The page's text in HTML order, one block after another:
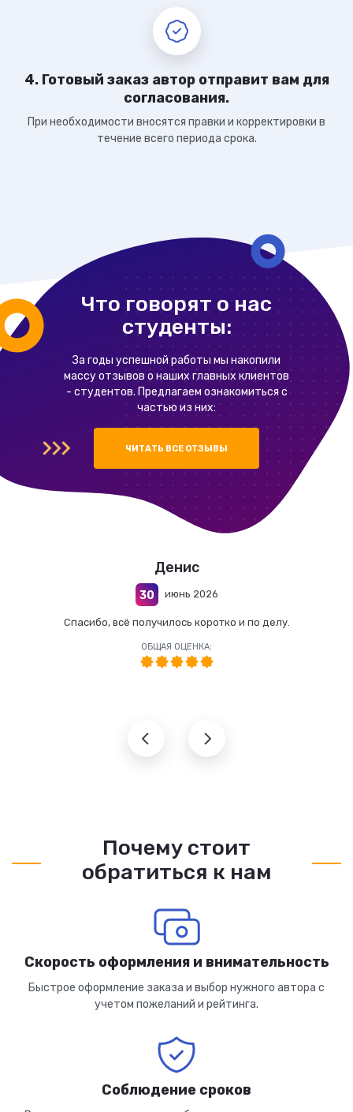
4. Готовый заказ автор отправит вам для
согласования.
При необходимости вносятся правки и корректировки в
течение всего периода срока.
Что говорят о нас
студенты:
За годы успешной работы мы накопили
массу отзывов о наших главных клиентов
- студентов. Предлагаем ознакомиться с
частью из них:
ЧИТАТЬ ВСЕ ОТЗЫВЫ
Денис
30 июнь 2026
Спасибо, всё получилось коротко и по делу.
ОБЩАЯ ОЦЕНКА:
Почему стоит
обратиться к нам
Скорость оформления и внимательность
Быстрое оформление заказа и выбор нужного автора с
учетом пожеланий и рейтинга.
Соблюдение сроков